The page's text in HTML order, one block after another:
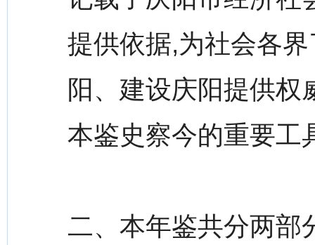
提供依据,为社会各
阳、建设庆阳提供权
本鉴史察今的重要工
二、本年鉴共分两部